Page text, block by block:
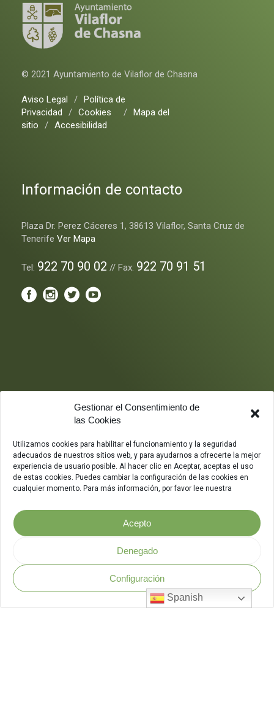
Gestionar el Consentimiento de
las Cookies
Utilizamos cookies para habilitar el funcionamiento y la seguridad
adecuados de nuestros sitios web, y para ayudarnos a ofrecerte la mejor
experiencia de usuario posible. Al hacer clic en Aceptar, aceptas el uso
de estas cookies. Puedes cambiar la configuración de las cookies en
cualquier momento. Para más información, por favor lee nuestra
Acepto
Denegado
Configuración
© 2021 Ayuntamiento de Vilaflor de Chasna
Aviso Legal / Política de
Privacidad
/ Cookies / Mapa del
sitio
/ Accesibilidad
Información de contacto
Plaza Dr. Perez Cáceres 1, 38613 Vilaflor, Santa Cruz de
Tenerife Ver Mapa
Tel: 922 70 90 02 // Fax: 922 70 91 51
Política de Seguridad
Spanish